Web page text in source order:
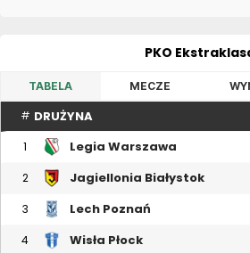
PKO
TABELA MECZE
# DRUŻYNA
1 Legia Warszawa
2 Jagiellonia Białystok
3 Lech Poznań
4 Wisła Płock